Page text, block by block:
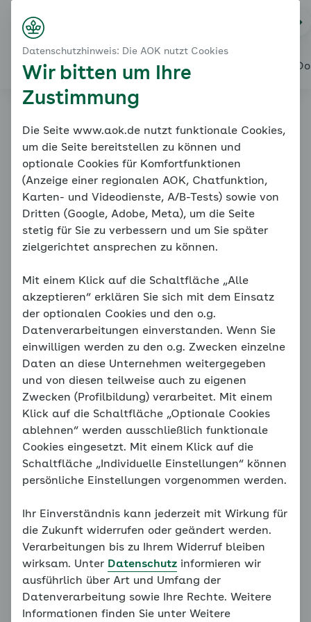
Alles über den Coach Mein Coach Meine
Bewegung
Mit diesen Kraftübungen können Sie beginnen
So wählen Sie Ihre Übungen aus
Online-Coach
Bluthochdruck
Mit diesen Kraftübungen können Sie beginnen
So wählen Sie Ihre Übungen
aus
In diesem Kapitel finden Sie eine Auswahl an
Übungen, aus der Sie Ihr eigenes kleines
Kräftigungsprogramm gestalten können. Wählen Sie
hierzu möglichst Übungen für alle Bereiche des
Körpers – Arme, Beine, Rumpf – aus und führen Sie
diese regelmäßig zweimal in der Woche durch.
geringeren Wiederholungszahlen je Übung (acht bis
zwölf Wiederholungen), so dass sich Ihr Körper an
die neue Belastung gewöhnen kann. Machen Sie
zwischen den beiden Sätzen eine Minute Pause.
Wenn Sie regelmäßig trainieren, können Sie nach
rund vier Wochen beginnen, die Wiederholungszahl
Datenschutzhinweis: Die AOK nutzt Cookies
Wir bitten um Ihre
Zustimmung
Die Seite www.aok.de nutzt funktionale Cookies,
um die Seite bereitstellen zu können und
optionale Cookies für Komfortfunktionen
(Anzeige einer regionalen AOK, Chatfunktion,
Karten- und Videodienste, A/B-Tests) sowie von
Dritten (Google, Adobe, Meta), um die Seite
stetig für Sie zu verbessern und um Sie später
zielgerichtet ansprechen zu können.
Mit einem Klick auf die Schaltfläche „Alle
akzeptieren“ erklären Sie sich mit dem Einsatz
der optionalen Cookies und den o.g.
Datenverarbeitungen einverstanden. Wenn Sie
einwilligen werden zu den o.g. Zwecken einzelne
Daten an diese Unternehmen weitergegeben
und von diesen teilweise auch zu eigenen
Zwecken (Profilbildung) verarbeitet. Mit einem
Klick auf die Schaltfläche „Optionale Cookies
ablehnen“ werden ausschließlich funktionale
Cookies eingesetzt. Mit einem Klick auf die
Schaltfläche „Individuelle Einstellungen“ können
persönliche Einstellungen vorgenommen werden.
Ihr Einverständnis kann jederzeit mit Wirkung für
die Zukunft widerrufen oder geändert werden.
Verarbeitungen bis zu Ihrem Widerruf bleiben
wirksam. Unter Datenschutz informieren wir
ausführlich über Art und Umfang der
Datenverarbeitung sowie Ihre Rechte. Weitere
Informationen finden Sie unter Weitere